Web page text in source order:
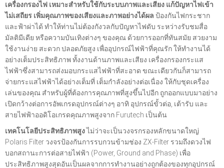
เครื่องกรองไฟ เหมาะสำหรับใช้กับระบบภาพและเสียง แก้ปัญหาไฟเข้า
ไม่เสถียร เพิ่มคุณภาพของเสียงและภาพอย่างได้ผล ป้องกันไฟกระชาก
และฟ้าผ่าได้ ทำให้ท่านไม่ต้องกังวลกับปัญหาไฟดับ ระหว่างรับชมสื่อ
มัลติมีเดีย หรือความบันเทิงต่างๆ ของคุณ ด้วยการออกที่ทันสมัย สวยงาม
ใช้งานง่าย สะดวก ปลอดภัยสูง เพื่ออุปกรณ์ไฟฟ้าที่คุณรัก ให้ทำงานได้
อย่างเต็มประสิทธิภาพ ทั้งงานด้านภาพและเสียง เครื่องกรองกระแส
ไฟฟ้าซึ่งสามารถส่งมอบกระแสไฟฟ้าที่สะอาด ขณะเดียวกันก็สามารถ
จ่ายกระแสไฟฟ้าได้อย่างเต็มที่ เต็มกำลังอย่างต่อเนื่อง ให้กับชุดเครื่อง
เล่นของคุณ สำหรับผู้ที่ต้องการคุณภาพที่สูงขึ้นไปอีก ถูกออกแบบมาอย่าง
เปิดกว้างต่อการอัพเกรดอุปกรณ์ต่างๆ อาทิ อุปกรณ์ขั้วต่อ, เต้ารับ และ
สายไฟฟ้าออดิโอเกรดคุณภาพสูงจาก Furutech เป็นต้น
เทคโนโลยีประสิทธิภาพสูงไม่ว่าจะเป็นวงจรกรองหลักขนาดใหญ่
Polaris Filter วงจรป้องกันการรบกวนข้ามช่อง ZX-Filter รวมถึงดวงไฟ
บอกสถานะการต่อสายไฟฟ้า (Power, Ground and Phase) เพื่อ
ประสิทธิภาพสูงสุดอันเป็นผลจากการทำงานอย่างถูกต้องของทุกอุปกรณ์